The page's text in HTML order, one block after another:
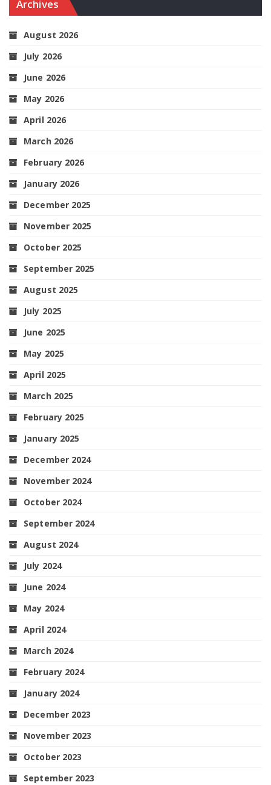
Archives
August 2026
July 2026
June 2026
May 2026
April 2026
March 2026
February 2026
January 2026
December 2025
November 2025
October 2025
September 2025
August 2025
July 2025
June 2025
May 2025
April 2025
March 2025
February 2025
January 2025
December 2024
November 2024
October 2024
September 2024
August 2024
July 2024
June 2024
May 2024
April 2024
March 2024
February 2024
January 2024
December 2023
November 2023
October 2023
September 2023